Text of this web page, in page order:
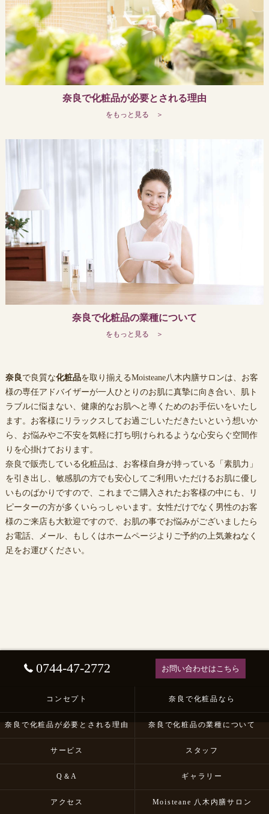
奈良で化粧品が必要とされる理由
をもっと見る ＞
奈良で化粧品の業種について
をもっと見る ＞
奈良で良質な化粧品を取り揃えるMoisteane八木内膳サロンは、お客
様の専任アドバイザーが一人ひとりのお肌に真摯に向き合い、肌ト
ラブルに悩まない、健康的なお肌へと導くためのお手伝いをいたし
ます。お客様にリラックスしてお過ごしいただきたいという想いか
ら、お悩みやご不安を気軽に打ち明けられるような心安らぐ空間作
りを心掛けております。
奈良 で販売している化粧品は、お客様自身が持っている「素肌力」
を引き出し、敏感肌の方でも安心してご利用いただけるお肌に優し
いものばかりですので、これまでご購入されたお客様の中にも、リ
ピーターの方が多くいらっしゃいます。女性だけでなく男性のお客
様のご来店も大歓迎ですので、お肌の事でお悩みがございましたら
お電話、メール、もしくはホームページよりご予約の上気兼ねなく
足をお運びください。
0744-47-2772 お問い合わせはこちら
コンセプト 奈良で化粧品なら
奈良で化粧品が必要とされる理由 奈良で化粧品の業種について
サービス スタッフ
Q＆A ギャラリー
アクセス Moisteane 八木内膳サロン